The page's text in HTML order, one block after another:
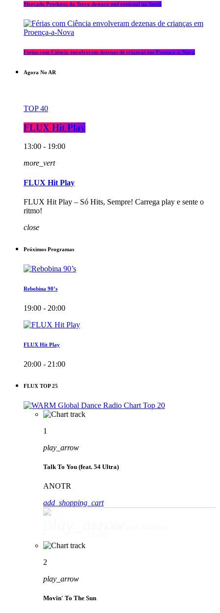
Mercado Produtos da Terra destaca mel regional na Sertã
Férias com Ciência envolveram dezenas de crianças em Proença-a-Nova
Agora No AR
TOP 40
FLUX Hit Play
13:00 - 19:00
more_vert
FLUX Hit Play
FLUX Hit Play – Só Hits, Sempre! Carrega play e sente o
ritmo!
close
Próximos Programas
Rebobina 90’s
19:00 - 20:00
FLUX Hit Play
20:00 - 21:00
FLUX TOP 25
1
play_arrow
Talk To You (feat. 54 Ultra)
ANOTR
add_shopping_cart
2
play_arrow
Movin' To The Sun